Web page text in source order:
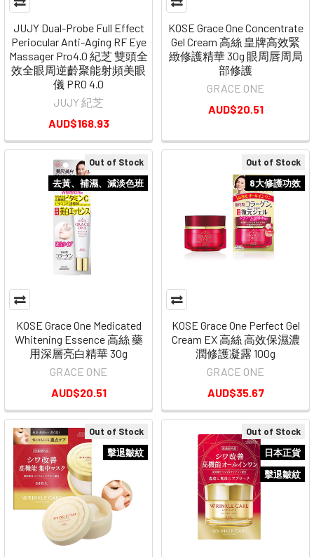
JUJY Dual-Probe Full Effect
Periocular Anti-Aging RF Eye
Massager Pro4.0 紀芝 雙頭全
效全眼周逆齡聚能射頻美眼
儀 PRO 4.0
JUJY 紀芝
AUD$168.93
KOSE Grace One Concentrate
Gel Cream 高絲 皇牌高效緊
緻修護精華 30g 眼周唇周局
部修護
GRACE ONE
AUD$20.51
Out of Stock
去黃、補濕、減淡色班
KOSE Grace One Medicated
Whitening Essence 高絲 藥
用深層亮白精華 30g
GRACE ONE
AUD$20.51
Out of Stock
8大修護功效
KOSE Grace One Perfect Gel
Cream EX 高絲 高效保濕濃
潤修護凝露 100g
GRACE ONE
AUD$35.67
Out of Stock
擊退皺紋
Out of Stock
日本正貨
擊退皺紋